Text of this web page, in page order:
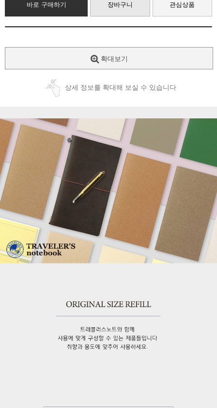
바로 구매하기 장바구니 관심상품
확대보기
상세 정보를 확대해 보실 수 있습니다